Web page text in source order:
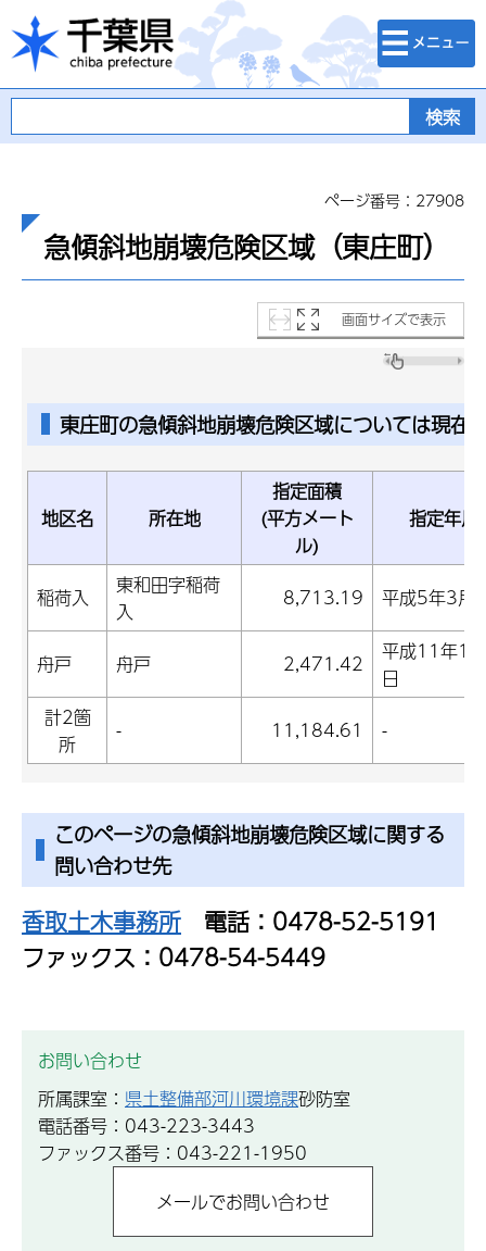
千葉県
検索・メニュ
ー
ページ番号：27908
急傾斜地崩壊危険区域（東庄町）
画面サイズで表示
東庄町の急傾斜地崩壊危険区域については現在
地区名 所在地
指定面積
(平方メート
ル)
指定年月
稲荷入
東和田字稲荷
入
8,713.19 平成5年3月
舟戸 舟戸 2,471.42
平成11年1
日
計2箇
所
- 11,184.61 -
このページの急傾斜地崩壊危険区域に関する
問い合わせ先
香取土木事務所 電話：0478-52-5191
ファックス：0478-54-5449
お問い合わせ
所属課室： 県土整備部河川環境課砂防室
電話番号：043-223-3443
ファックス番号：043-221-1950